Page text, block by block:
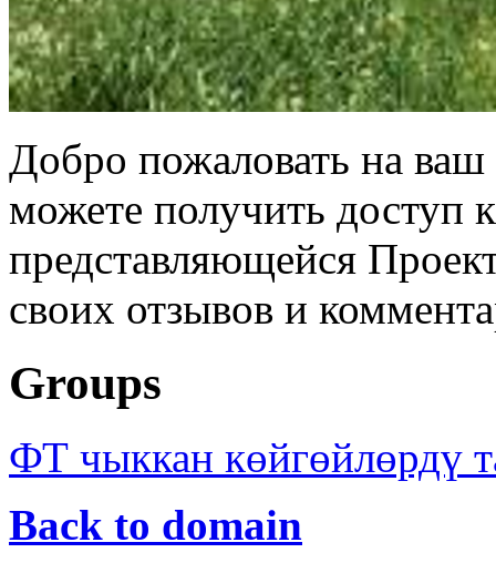
Добро пожаловать на
можете получить доступ
представляющейся
своих отзывов и
Groups
ФТ чыккан көйгөйлөрдү
Back to domain